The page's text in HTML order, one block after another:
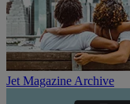
Jet Magazine Archive